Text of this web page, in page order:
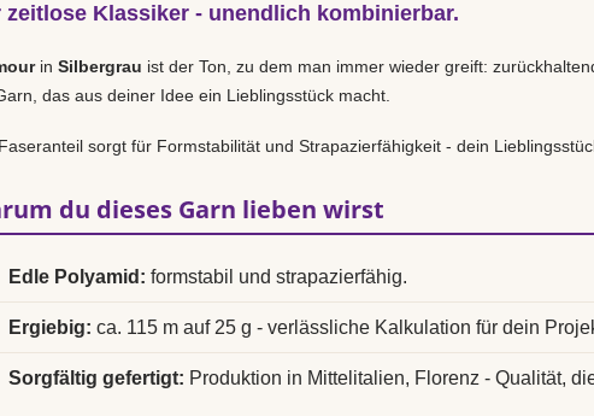
zeitlose Klassiker - unendlich kombinierbar.
in Silbergrau ist der Ton, zu dem man immer wieder greift:
das aus deiner Idee ein Lieblingsstück macht.
sorgt für Formstabilität und Strapazierfähigkeit - dein
du dieses Garn lieben wirst
Edle Polyamid: formstabil und strapazierfähig.
Ergiebig: ca. 115 m auf 25 g - verlässliche Kalkulation für dein
Sorgfältig gefertigt: Produktion in Mittelitalien, Florenz - Qualität,